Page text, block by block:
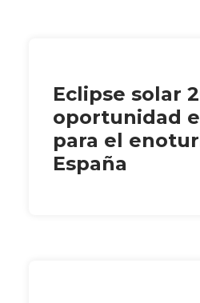
Eclipse solar
oportunidad
para el
España